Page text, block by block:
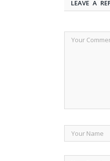
LEAVE A